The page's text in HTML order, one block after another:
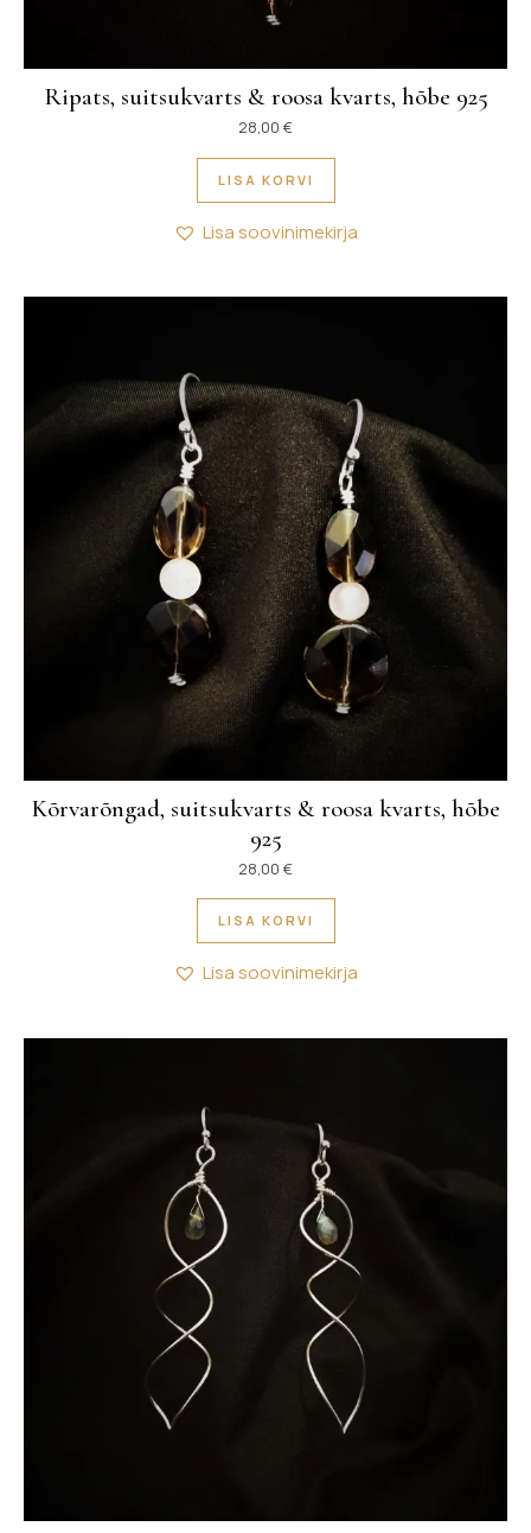
Ripats, suitsukvarts & roosa kvarts, hõbe 925
28,00 €
LISA KORVI
Lisa soovinimekirja
Kõrvarõngad, suitsukvarts & roosa kvarts, hõbe
925
28,00 €
LISA KORVI
Lisa soovinimekirja